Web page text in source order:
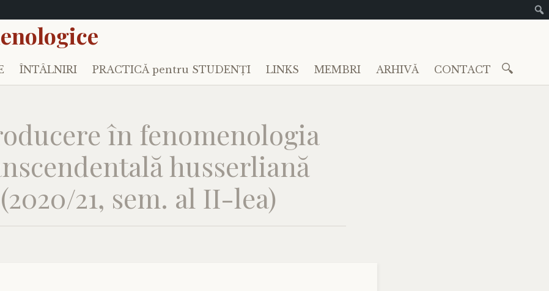
ÎNTÂLNIRI PRACTICĂ pentru STUDENȚI LINKS MEMBRI ARHIVĂ CONTACT
după:
în fenomenologia
husserliană
(2020/21, sem. al II-lea)